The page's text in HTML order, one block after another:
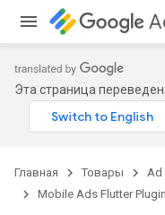
Эта страница
Главная Товары Ad
Mobile Ads Flutter Plugin